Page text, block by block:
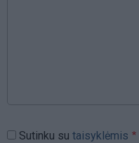
Sutinku su taisyklėmis